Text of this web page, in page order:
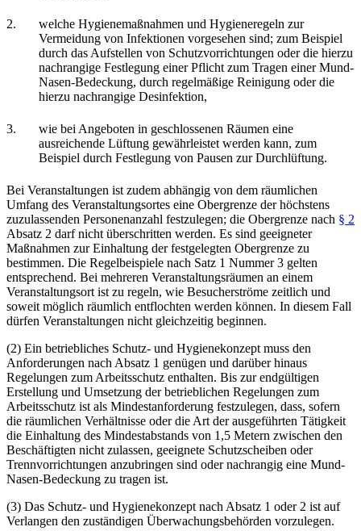
2.
welche Hygienemaßnahmen und Hygieneregeln zur
Vermeidung von Infektionen vorgesehen sind; zum Beispiel
durch das Aufstellen von Schutzvorrichtungen oder die hierzu
nachrangige Festlegung einer Pflicht zum Tragen einer Mund-
Nasen-Bedeckung, durch regelmäßige Reinigung oder die
hierzu nachrangige Desinfektion,
3.
wie bei Angeboten in geschlossenen Räumen eine
ausreichende Lüftung gewährleistet werden kann, zum
Beispiel durch Festlegung von Pausen zur Durchlüftung.
Bei Veranstaltungen ist zudem abhängig von dem räumlichen
Umfang des Veranstaltungsortes eine Obergrenze der höchstens
zuzulassenden Personenanzahl festzulegen; die Obergrenze nach § 2
Absatz 2 darf nicht überschritten werden. Es sind geeigneter
Maßnahmen zur Einhaltung der festgelegten Obergrenze zu
bestimmen. Die Regelbeispiele nach Satz 1 Nummer 3 gelten
entsprechend. Bei mehreren Veranstaltungsräumen an einem
Veranstaltungsort ist zu regeln, wie Besucherströme zeitlich und
soweit möglich räumlich entflochten werden können. In diesem Fall
dürfen Veranstaltungen nicht gleichzeitig beginnen.
(2) Ein betriebliches Schutz- und Hygienekonzept muss den
Anforderungen nach Absatz 1 genügen und darüber hinaus
Regelungen zum Arbeitsschutz enthalten. Bis zur endgültigen
Erstellung und Umsetzung der betrieblichen Regelungen zum
Arbeitsschutz ist als Mindestanforderung festzulegen, dass, sofern
die räumlichen Verhältnisse oder die Art der ausgeführten Tätigkeit
die Einhaltung des Mindestabstands von 1,5 Metern zwischen den
Beschäftigten nicht zulassen, geeignete Schutzscheiben oder
Trennvorrichtungen anzubringen sind oder nachrangig eine Mund-
Nasen-Bedeckung zu tragen ist.
(3) Das Schutz- und Hygienekonzept nach Absatz 1 oder 2 ist auf
Verlangen den zuständigen Überwachungsbehörden vorzulegen.